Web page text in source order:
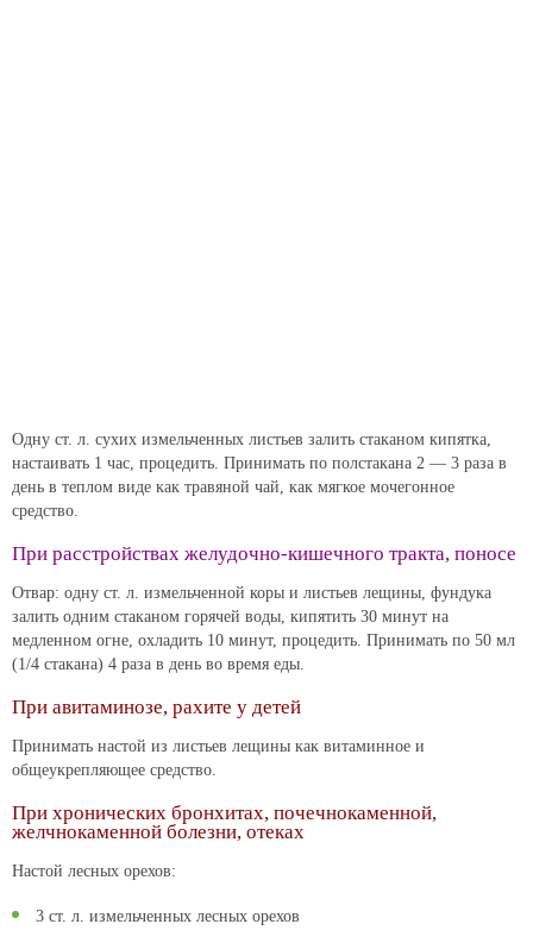
Одну ст. л. сухих измельченных листьев залить стаканом кипятка,
настаивать 1 час, процедить. Принимать по полстакана 2 — 3 раза в
день в теплом виде как травяной чай, как мягкое мочегонное
средство.
При расстройствах желудочно-кишечного тракта, поносе
Отвар: одну ст. л. измельченной коры и листьев лещины, фундука
залить одним стаканом горячей воды, кипятить 30 минут на
медленном огне, охладить 10 минут, процедить. Принимать по 50 мл
(1/4 стакана) 4 раза в день во время еды.
При авитаминозе, рахите у детей
Принимать настой из листьев лещины как витаминное и
общеукрепляющее средство.
При хронических бронхитах, почечнокаменной,
желчнокаменной болезни, отеках
Настой лесных орехов:
3 ст. л. измельченных лесных орехов